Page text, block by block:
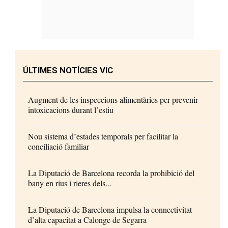
ÚLTIMES NOTÍCIES VIC
Augment de les inspeccions alimentàries per prevenir
intoxicacions durant l’estiu
Nou sistema d’estades temporals per facilitar la
conciliació familiar
La Diputació de Barcelona recorda la prohibició del
bany en rius i rieres dels...
La Diputació de Barcelona impulsa la connectivitat
d’alta capacitat a Calonge de Segarra